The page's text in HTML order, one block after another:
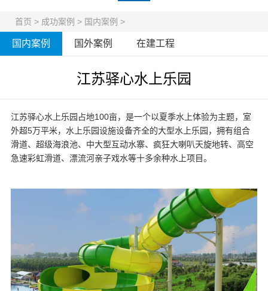
首页 > 成功案例 > 国内案例 >
国内案例 国外案例 在建工程
江苏驿心水上乐园
江苏驿心水上乐园占地100亩，是一个以夏季水上体验为主题，室
外超5万平米， 水上乐园设施设备齐全的大型水上乐园，拥有组合
滑道、超级海浪池、中大型互动水寨、疯狂大喇叭天旋地转、高空
急速彩虹滑道、漂流河亲子戏水等十多余种水上项目。